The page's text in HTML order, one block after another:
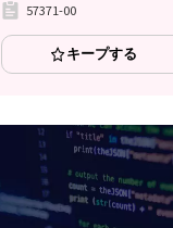
57371-00
キープする